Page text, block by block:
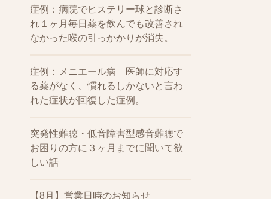
症例：病院でヒステリー球と診断さ
れ１ヶ月毎日薬を飲んでも改善され
なかった喉の引っかかりが消失。
症例：メニエール病 医師に対応す
る薬がなく、慣れるしかないと言わ
れた症状が回復した症例。
突発性難聴・低音障害型感音難聴で
お困りの方に３ヶ月までに聞いて欲
しい話
【8月】営業日時のお知らせ